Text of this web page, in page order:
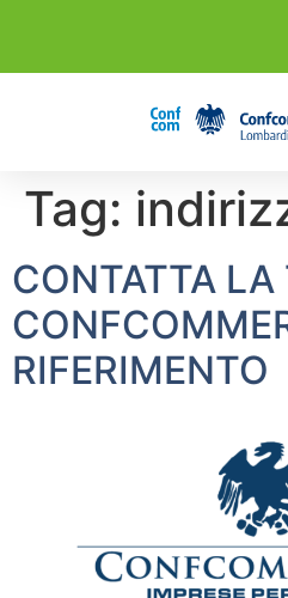
Tag:
CONTATTA LA
RIFERIMENTO